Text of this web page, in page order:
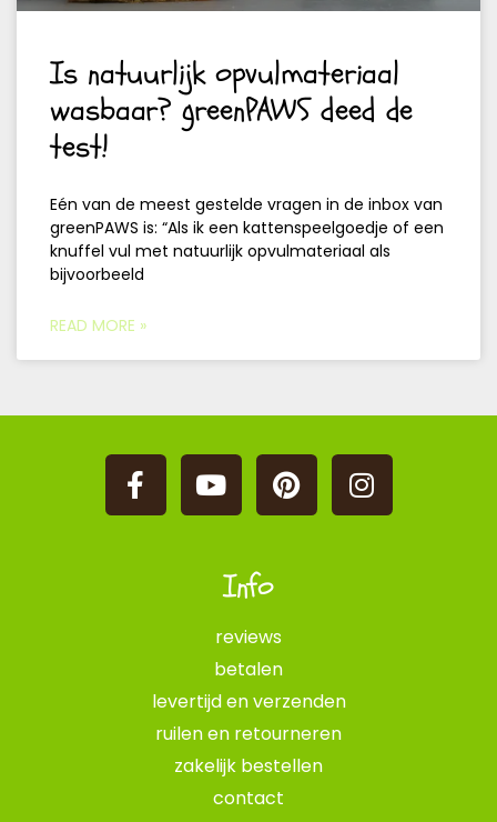
Is natuurlijk opvulmateriaal
wasbaar? greenPAWS deed de
test!
Eén van de meest gestelde vragen in de inbox van
greenPAWS is: “Als ik een kattenspeelgoedje of een
knuffel vul met natuurlijk opvulmateriaal als
bijvoorbeeld
READ MORE »
Info
reviews
betalen
levertijd en verzenden
ruilen en retourneren
zakelijk bestellen
contact